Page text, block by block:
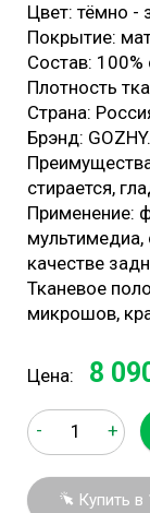
Цвет: тёмно -
Покрытие:
Состав: 100%
Плотность
Страна:
Брэнд: GOZHY.
стирается,
Применение:
качестве
Тканевое
микрошов,
Цена: 8
- +
Купить в